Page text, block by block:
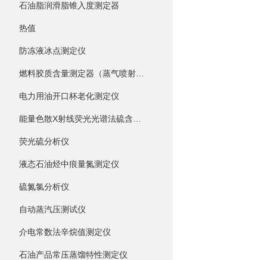
石油脂润滑脂锥入度测定器
热值
防冻液冰点测定仪
电力用油开口杯老化测定仪
荧光硫分析仪
液态石油烃中痕量氮测定仪
硫氮氯分析仪
自动蒸汽压测试仪
介电常数法辛烷值测定仪
石油产品常压蒸馏特性测定仪